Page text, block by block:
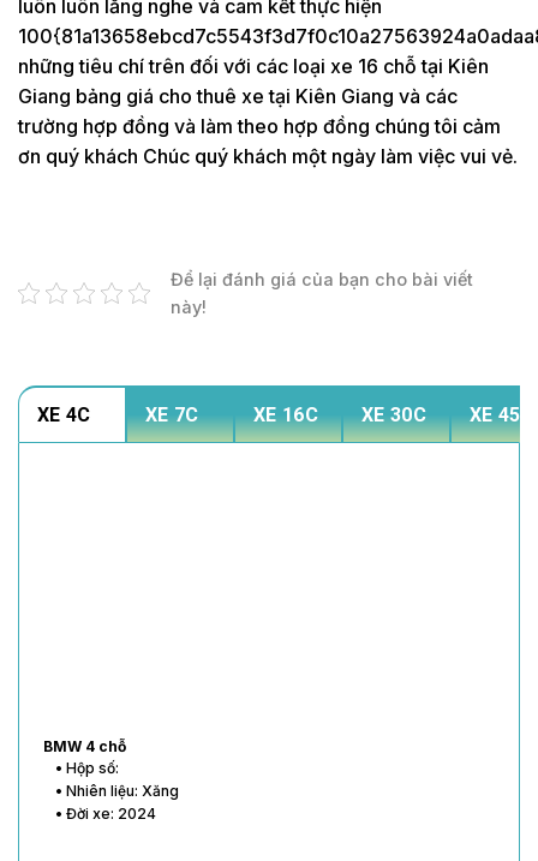
luôn luôn lắng nghe và cam kết thực hiện
những tiêu chí trên đối với các loại xe 16 chỗ tại Kiên
Giang bảng giá cho thuê xe tại Kiên Giang và các
trường hợp đồng và làm theo hợp đồng chúng tôi cảm
ơn quý khách Chúc quý khách một ngày làm việc vui vẻ.
Để lại đánh giá của bạn cho bài viết
này!
XE 4C XE 7C XE 16C XE 30C XE 45C
BMW 4 chỗ
• Hộp số:
• Nhiên liệu: Xăng
• Đời xe: 2024